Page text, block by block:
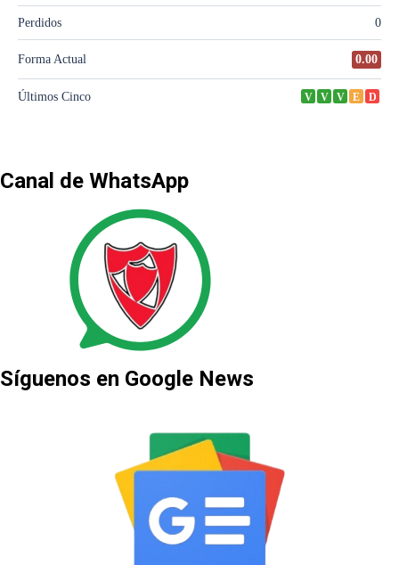
Canal de WhatsApp
Síguenos en Google News